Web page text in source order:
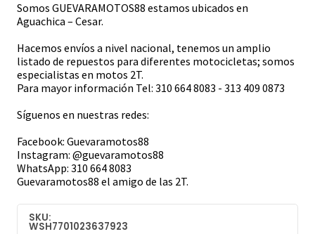
Somos GUEVARAMOTOS88 estamos ubicados en
Aguachica – Cesar.
Hacemos envíos a nivel nacional, tenemos un amplio
listado de repuestos para diferentes motocicletas; somos
especialistas en motos 2T.
Para mayor información Tel: 310 664 8083 - 313 409 0873
Síguenos en nuestras redes:
Facebook: Guevaramotos88
Instagram: @guevaramotos88
WhatsApp: 310 664 8083
Guevaramotos88 el amigo de las 2T.
SKU:
WSH7701023637923